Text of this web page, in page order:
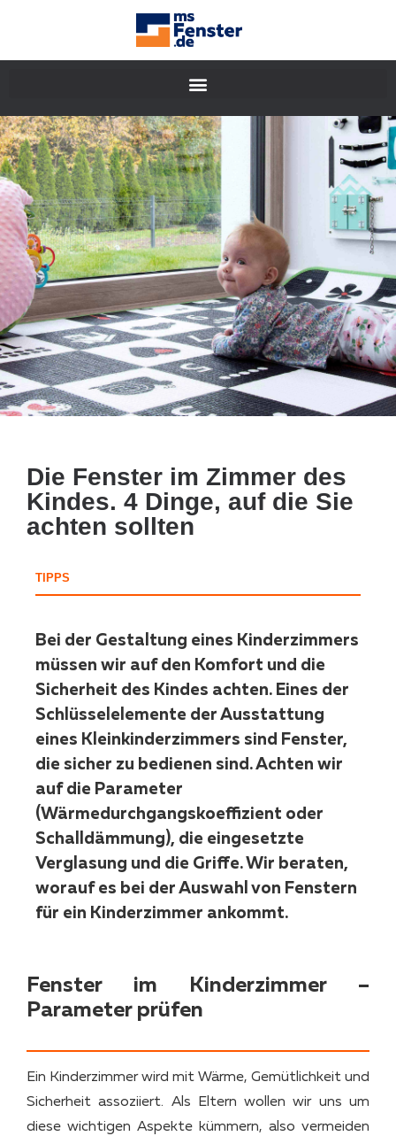
Die Fenster im Zimmer des
Kindes. 4 Dinge, auf die Sie
achten sollten
TIPPS
Bei der Gestaltung eines Kinderzimmers
müssen wir auf den Komfort und die
Sicherheit des Kindes achten. Eines der
Schlüsselelemente der Ausstattung
eines Kleinkinderzimmers sind Fenster,
die sicher zu bedienen sind. Achten wir
auf die Parameter
(Wärmedurchgangskoeffizient oder
Schalldämmung), die eingesetzte
Verglasung und die Griffe. Wir beraten,
worauf es bei der Auswahl von Fenstern
für ein Kinderzimmer ankommt.
Fenster im Kinderzimmer –
Parameter prüfen
Ein Kinderzimmer wird mit Wärme, Gemütlichkeit und
Sicherheit assoziiert. Als Eltern wollen wir uns um
diese wichtigen Aspekte kümmern, also vermeiden